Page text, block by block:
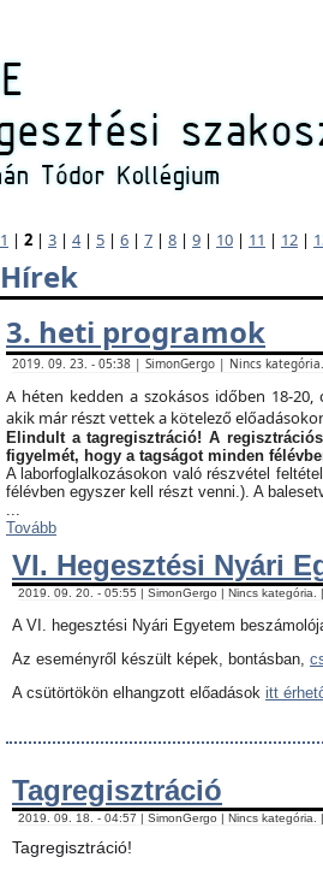
1 | 2 | 3 | 4| 5 | 6 | 7 | 8 | 9 | 10 | 11 | 12 |
Hírek
3. heti programok
2019. 09. 23. - 05:38 | SimonGergo | Nincs
A héten kedden a szokásos időben 18-
akik már részt vettek a kötelező
Elindult a tagregisztráció! A
figyelmét, hogy a tagságot minden
A laborfoglalkozásokon való részvétel
félévben egyszer kell részt venni.). A
...
Tovább
VI. Hegesztési Nyári
2019. 09. 20. - 05:55 | SimonGergo | Nincs kategória. |
A VI. hegesztési Nyári Egyetem
Az eseményről készült képek, bontásban,
A csütörtökön elhangzott előadások itt
Tagregisztráció
2019. 09. 18. - 04:57 | SimonGergo | Nincs kategória. |
Tagregisztráció!